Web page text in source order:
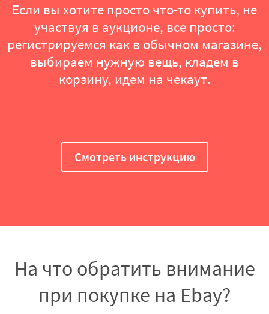
Если вы хотите просто что-то купить, не
участвуя в аукционе, все просто:
регистрируемся как в обычном магазине,
выбираем нужную вещь, кладем в
корзину, идем на чекаут.
Смотреть инструкцию
На что обратить внимание
при покупке на Ebay?